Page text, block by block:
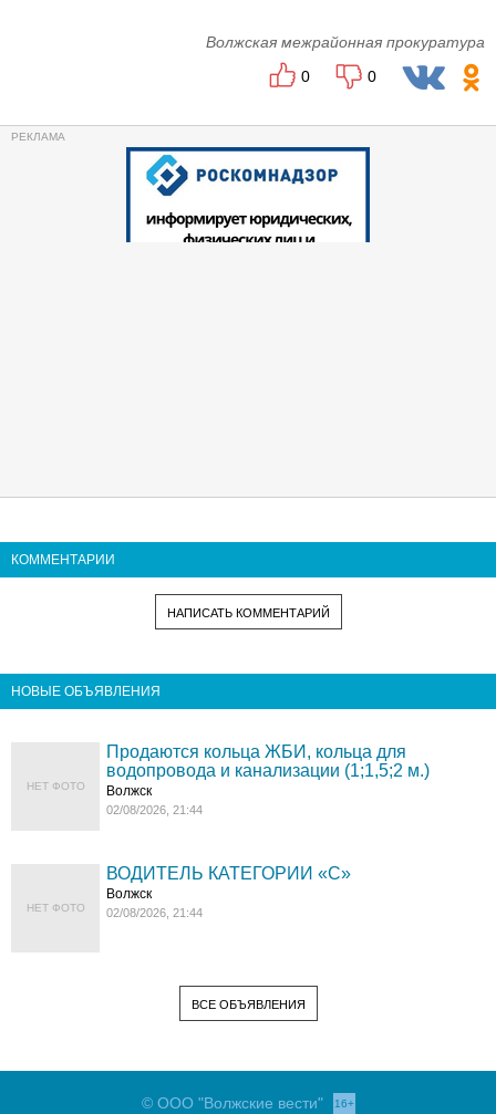
Волжская межрайонная прокуратура
0
0
КОММЕНТАРИИ
НАПИСАТЬ КОММЕНТАРИЙ
НОВЫЕ ОБЪЯВЛЕНИЯ
НЕТ ФОТО
Продаются кольца ЖБИ, кольца для
водопровода и канализации (1;1,5;2 м.)
Волжск
02/08/2026, 21:44
НЕТ ФОТО
ВОДИТЕЛЬ КАТЕГОРИИ «C»
Волжск
02/08/2026, 21:44
ВСЕ ОБЪЯВЛЕНИЯ
© ООО "Волжские вести" 16+